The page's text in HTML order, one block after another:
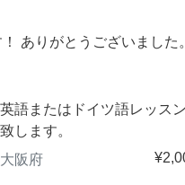
ありがとうございました。
英語またはドイツ語レッスン
致します。
大阪府